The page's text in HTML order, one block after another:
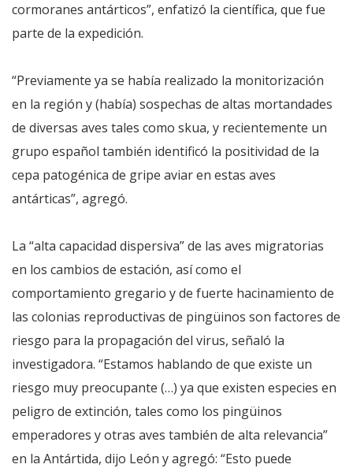
cormoranes antárticos”, enfatizó la científica, que fue
parte de la expedición.
“Previamente ya se había realizado la monitorización
en la región y (había) sospechas de altas mortandades
de diversas aves tales como skua, y recientemente un
grupo español también identificó la positividad de la
cepa patogénica de gripe aviar en estas aves
antárticas”, agregó.
La “alta capacidad dispersiva” de las aves migratorias
en los cambios de estación, así como el
comportamiento gregario y de fuerte hacinamiento de
las colonias reproductivas de pingüinos son factores de
riesgo para la propagación del virus, señaló la
investigadora. “Estamos hablando de que existe un
riesgo muy preocupante (…) ya que existen especies en
peligro de extinción, tales como los pingüinos
emperadores y otras aves también de alta relevancia”
en la Antártida, dijo León y agregó: “Esto puede